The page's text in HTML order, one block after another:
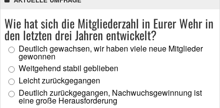
Wie hat sich die Mitgliederzahl in Eurer Wehr in
den letzten drei Jahren entwickelt?
Deutlich gewachsen, wir haben viele neue Mitglieder
gewonnen
Weitgehend stabil geblieben
Leicht zurückgegangen
Deutlich zurückgegangen, Nachwuchsgewinnung ist
eine große Herausforderung